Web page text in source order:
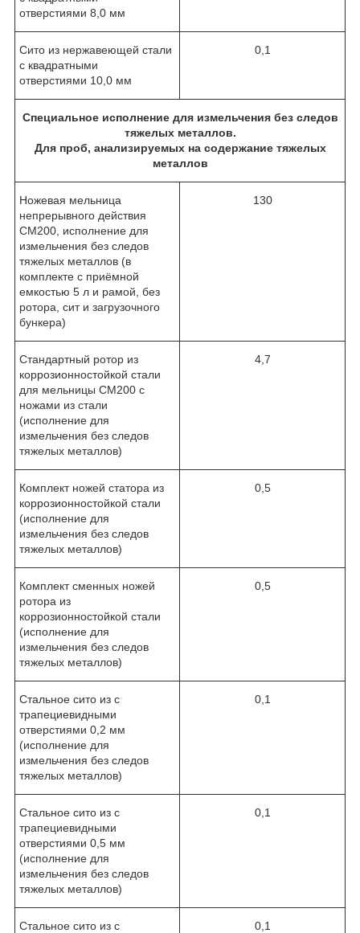
отверстиями 8,0 мм
Сито из нержавеющей стали
с квадратными
отверстиями 10,0 мм
0,1
Специальное исполнение для измельчения без следов
тяжелых металлов.
Для проб, анализируемых на содержание тяжелых
металлов
Ножевая мельница
непрерывного действия
CM200, исполнение для
измельчения без следов
тяжелых металлов (в
комплекте с приёмной
емкостью 5 л и рамой, без
ротора, сит и загрузочного
бункера)
130
Стандартный ротор из
коррозионностойкой стали
для мельницы CM200 с
ножами из стали
(исполнение для
измельчения без следов
тяжелых металлов)
4,7
Комплект ножей статора из
коррозионностойкой стали
(исполнение для
измельчения без следов
тяжелых металлов)
0,5
Комплект сменных ножей
ротора из
коррозионностойкой стали
(исполнение для
измельчения без следов
тяжелых металлов)
0,5
Стальное сито из с
трапециевидными
отверстиями 0,2 мм
(исполнение для
измельчения без следов
тяжелых металлов)
0,1
Стальное сито из с
трапециевидными
отверстиями 0,5 мм
(исполнение для
измельчения без следов
тяжелых металлов)
0,1
Стальное сито из с
0,1